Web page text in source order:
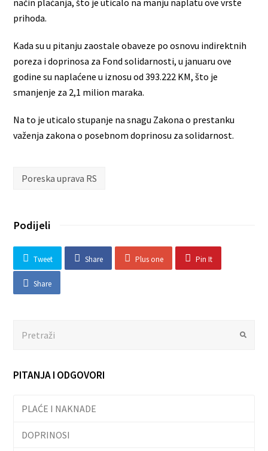
način plaćanja, što je uticalo na manju naplatu ove vrste
prihoda.
Kada su u pitanju zaostale obaveze po osnovu indirektnih
poreza i doprinosa za Fond solidarnosti, u januaru ove
godine su naplaćene u iznosu od 393.222 KM, što je
smanjenje za 2,1 milion maraka.
Na to je uticalo stupanje na snagu Zakona o prestanku
važenja zakona o posebnom doprinosu za solidarnost.
Poreska uprava RS
Podijeli
Tweet Share Plus one Pin It
Share
Submit
PITANJA I ODGOVORI
PLAĆE I NAKNADE
DOPRINOSI